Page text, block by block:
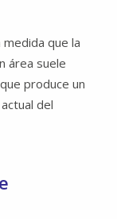
que la
área suele
produce un
del